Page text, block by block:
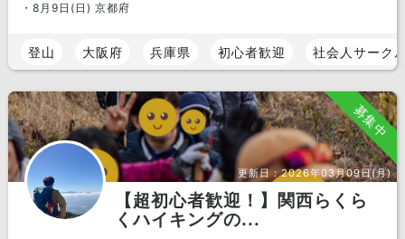
・8月9日(日) 京都府
登山 大阪府 兵庫県 初心者歓迎 社会人サーク
募集中
更新日：2026年03月09日(月)
【超初心者歓迎！】関西らくら
くハイキングの...